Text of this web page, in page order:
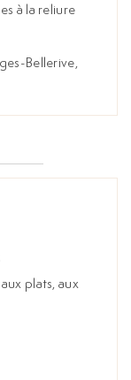
à la reliure
Bellerive,
plats, aux